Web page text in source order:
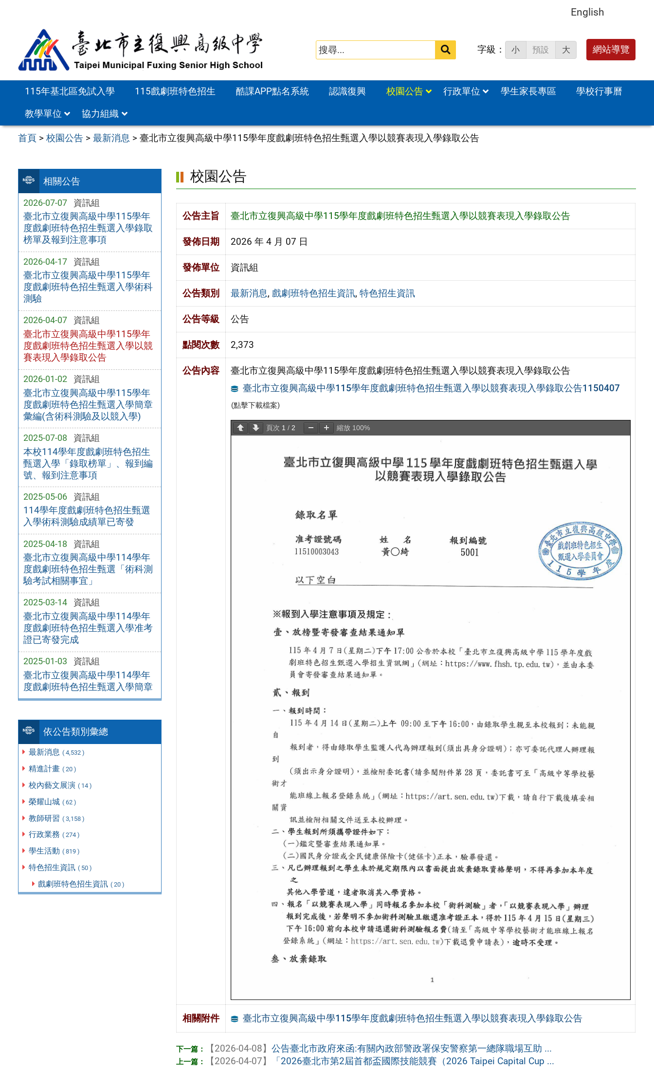
English
搜
字級： 小 預設 大 網站導覽
115年基北區免試入學 115戲劇班特色招生 酷課APP點名系統 認識復興 校園公告 行政單位 學生家長專區
學校行事曆
教學單位
協力組織
首頁 >校園公告 >最新消息 >臺北市立復興高級中學115學年度戲劇班特色招生甄選入學以競賽表現入學錄取公告
相關公告
2026-07-07 資訊組
臺北市立復興高級中學115學年
度戲劇班特色招生甄選入學錄取
榜單及報到注意事項
2026-04-17 資訊組
臺北市立復興高級中學115學年
度戲劇班特色招生甄選入學術科
測驗
2026-04-07 資訊組
臺北市立復興高級中學115學年
度戲劇班特色招生甄選入學以競
賽表現入學錄取公告
2026-01-02 資訊組
臺北市立復興高級中學115學年
度戲劇班特色招生甄選入學簡章
彙編(含術科測驗及以競入學)
2025-07-08 資訊組
本校114學年度戲劇班特色招生
甄選入學「錄取榜單」、報到編
號、報到注意事項
2025-05-06 資訊組
114學年度戲劇班特色招生甄選
入學術科測驗成績單已寄發
2025-04-18 資訊組
臺北市立復興高級中學114學年
度戲劇班特色招生甄選「術科測
驗考試相關事宜」
2025-03-14 資訊組
臺北市立復興高級中學114學年
度戲劇班特色招生甄選入學准考
證已寄發完成
2025-01-03 資訊組
臺北市立復興高級中學114學年
度戲劇班特色招生甄選入學簡章
依公告類別彙總
最新消息 ( 4,532 )
精進計畫 ( 20 )
校內藝文展演 ( 14 )
榮耀山城 ( 62 )
教師研習 ( 3,158 )
行政業務 ( 274 )
學生活動 ( 819 )
特色招生資訊 ( 50 )
戲劇班特色招生資訊 ( 20 )
校園公告
公告主旨 臺北市立復興高級中學115學年度戲劇班特色招生甄選入學以競賽表現入學錄取公告
發佈日期 2026 年 4 月 07 日
發佈單位 資訊組
公告類別 最新消息, 戲劇班特色招生資訊, 特色招生資訊
公告等級 公告
點閱次數 2,373
公告內容
臺北市立復興高級中學115學年度戲劇班特色招生甄選入學以競賽表現入學錄取公告
臺北市立復興高級中學115學年度戲劇班特色招生甄選入學以競賽表現入學錄取公告1150407
(點擊下載檔案)
頁次 1 / 2 縮放 100%
相關附件 臺北市立復興高級中學115學年度戲劇班特色招生甄選入學以競賽表現入學錄取公告
【2026-04-08】公告臺北市政府來函:有關內政部警政署保安警察第一總隊職場互助 ...
【2026-04-07】
「2026臺北市第2屆首都盃國際技能競賽（2026 Taipei Capital Cup ...